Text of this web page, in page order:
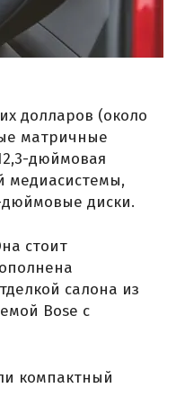
долларов (около
матричные
дюймовая
медиасистемы,
диски.
стоит
салона из
Bose с
компактный